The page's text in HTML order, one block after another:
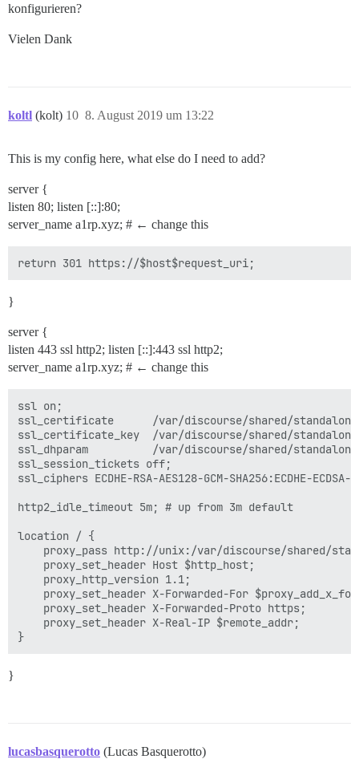
konfigurieren?
Vielen Dank
koltl (kolt) 8. August 2019 um 13:22
10
This is my config here, what else do I need to add?
server {
listen 80; listen [::]:80;
server_name a1rp.xyz; # ← change this
}
server {
listen 443 ssl http2; listen [::]:443 ssl http2;
server_name a1rp.xyz; # ← change this
ssl on;
ssl_certificate      /var/discourse/shared/
ssl_certificate_key  /var/discourse/shared/
ssl_dhparam          /var/discourse/shared/standalone/
ssl_session_tickets off;
ssl_ciphers ECDHE-RSA-AES128-GCM-SHA256:ECDHE-ECDSA-
http2_idle_timeout 5m; # up from 3m default
location / {
proxy_pass http://unix:/var/discourse/shared/
    proxy_set_header Host $http_host;
    proxy_http_version 1.1;
proxy_set_header X-Forwarded-For
    proxy_set_header X-Forwarded-Proto https;
    proxy_set_header X-Real-IP $remote_addr;
}
lucasbasquerotto (Lucas Basquerotto)